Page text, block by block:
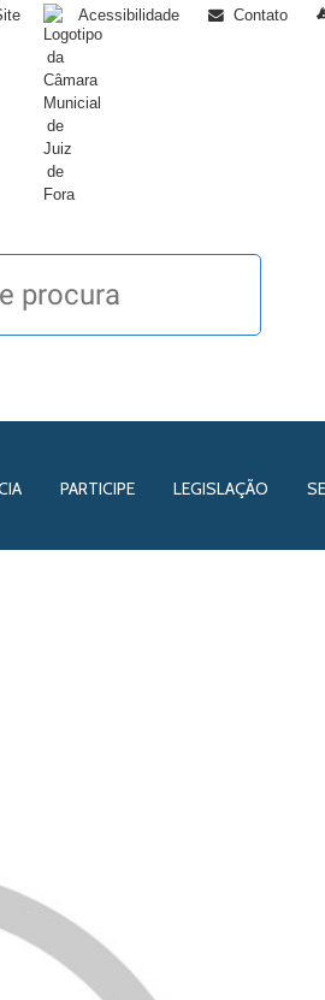
Acessibilidade Contato
PARTICIPE LEGISLAÇÃO